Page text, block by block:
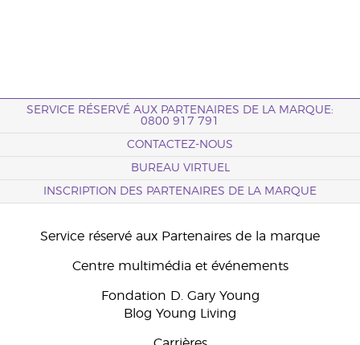
SERVICE RÉSERVÉ AUX PARTENAIRES DE LA MARQUE:
0800 917 791
CONTACTEZ-NOUS
BUREAU VIRTUEL
INSCRIPTION DES PARTENAIRES DE LA MARQUE
Service réservé aux Partenaires de la marque
Centre multimédia et événements
Fondation D. Gary Young
Blog Young Living